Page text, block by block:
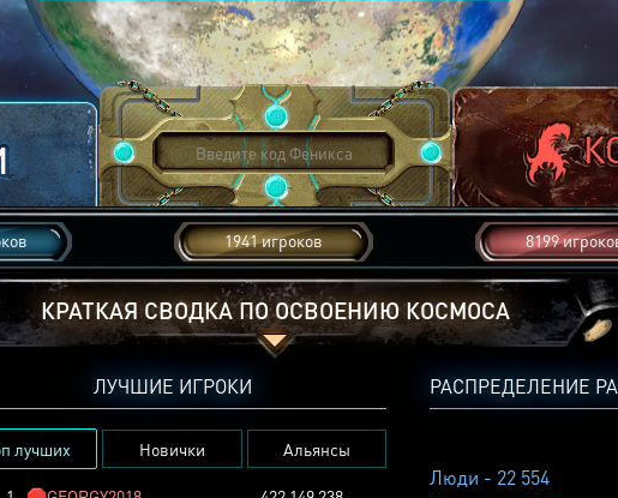
1941 игроков 8199
КРАТКАЯ СВОДКА ПО ОСВОЕНИЮ КОСМОСА
РАСПРЕДЕЛЕНИЕ
Люди - 22 554
ЛУЧШИЕ ИГРОКИ
лучших Новички Альянсы